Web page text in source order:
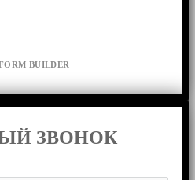
BUILDER
ЗВОНОК